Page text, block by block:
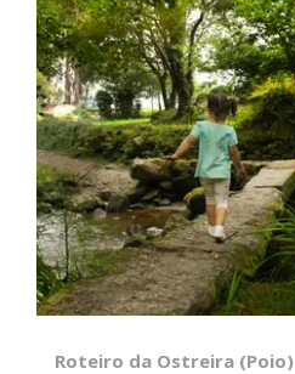
Roteiro da Ostreira (Poio)